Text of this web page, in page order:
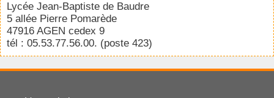
Lycée Jean-Baptiste de Baudre
5 allée Pierre Pomarède
47916 AGEN cedex 9
tél : 05.53.77.56.00. (poste 423)